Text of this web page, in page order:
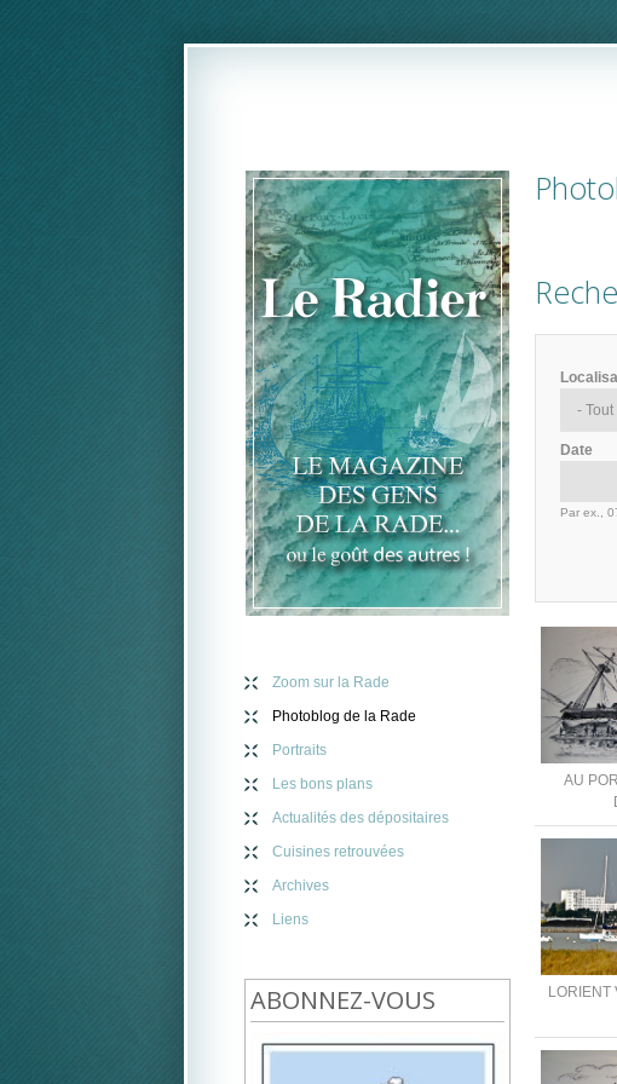
Zoom sur la Rade
Photoblog de la Rade
Portraits
Les bons plans
Actualités des dépositaires
Cuisines retrouvées
Archives
Liens
ABONNEZ-VOUS
Date
Par ex.,
AU
LORIENT